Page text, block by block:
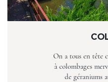
On a tous en tête
à colombages
de géraniums